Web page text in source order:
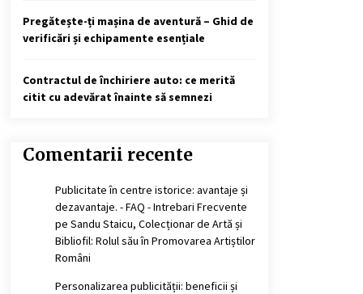
Pregătește-ți mașina de aventură – Ghid de
verificări și echipamente esențiale
Contractul de închiriere auto: ce merită
citit cu adevărat înainte să semnezi
Comentarii recente
Publicitate în centre istorice: avantaje și
dezavantaje. - FAQ - Intrebari Frecvente
pe Sandu Staicu, Colecționar de Artă și
Bibliofil: Rolul său în Promovarea Artiștilor
Români
Personalizarea publicității: beneficii și